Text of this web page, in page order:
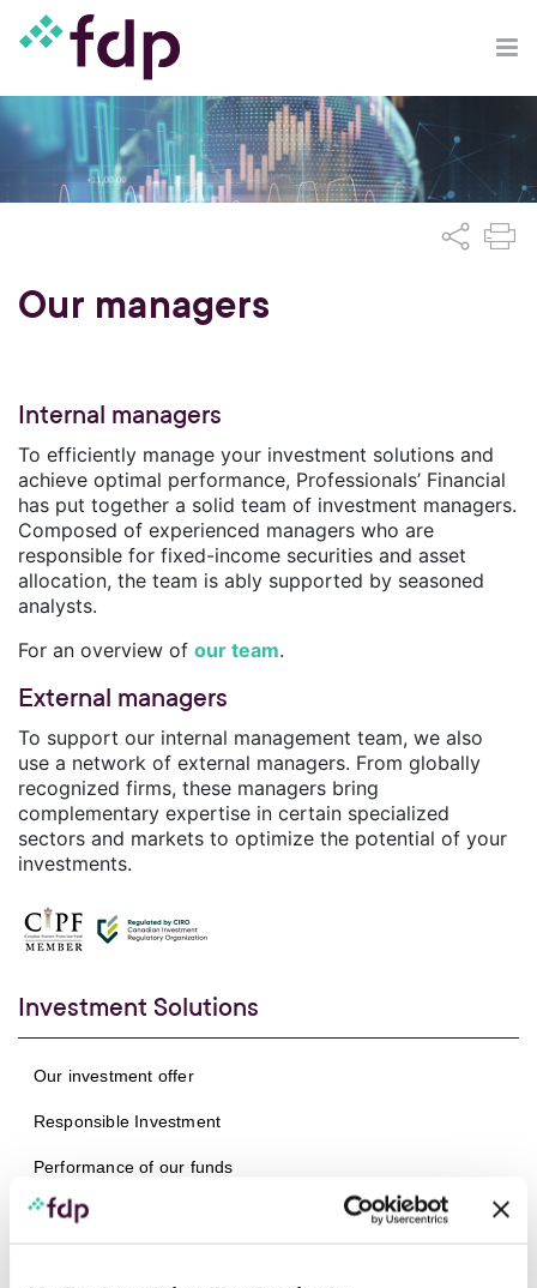
Our managers
Internal managers
To efficiently manage your investment solutions and
achieve optimal performance, Professionals’ Financial
has put together a solid team of investment managers.
Composed of experienced managers who are
responsible for fixed-income securities and asset
allocation, the team is ably supported by seasoned
analysts.
For an overview of our team.
External managers
To support our internal management team, we also
use a network of external managers. From globally
recognized firms, these managers bring
complementary expertise in certain specialized
sectors and markets to optimize the potential of your
investments.
Investment Solutions
Our investment offer
Responsible Investment
Performance of our funds
Our investment management